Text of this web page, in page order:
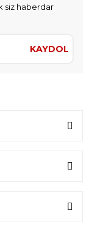
siz haberdar
KAYDOL